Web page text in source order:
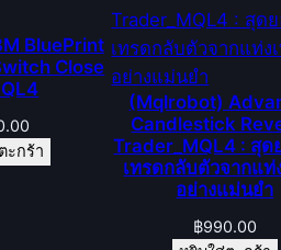
ปิ
ปิ
ด
อ
อ
ด
BluePrint
Close
ะกร้า
(Mqlrobot)
Candlestick
Trader_MQL4 : สุด
เทรดกลับตัวจากแท่
อย่างแม่นยำ
฿990.00